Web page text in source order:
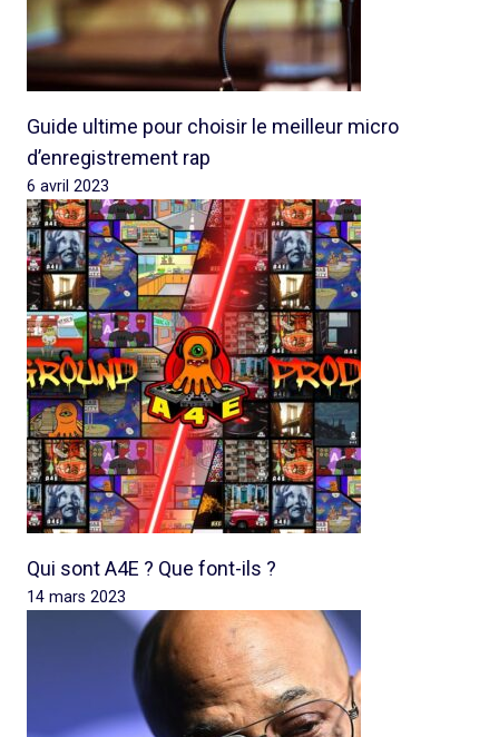
Guide ultime pour choisir le meilleur micro
d’enregistrement rap
6 avril 2023
Qui sont A4E ? Que font-ils ?
14 mars 2023